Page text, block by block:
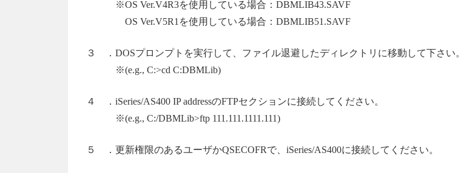
※OS Ver.V4R3を使用している場合：DBMLIB43.SAVF
OS Ver.V5R1を使用している場合：DBMLIB51.SAVF
３ ．DOSプロンプトを実行して、ファイル退避したディレクトリに移動して下さい。
※(e.g., C:>cd C:DBMLib)
４ ．iSeries/AS400 IP addressのFTPセクションに接続してください。
※(e.g., C:/DBMLib>ftp 111.111.1111.111)
５ ．更新権限のあるユーザかQSECOFRで、iSeries/AS400に接続してください。